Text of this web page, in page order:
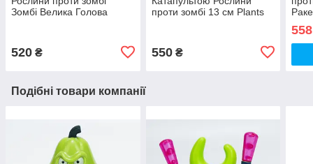
Зомбі Велика Голова
520 ₴
проти зомбі 13 см Plants
550₴
558
Подібні товари компанії